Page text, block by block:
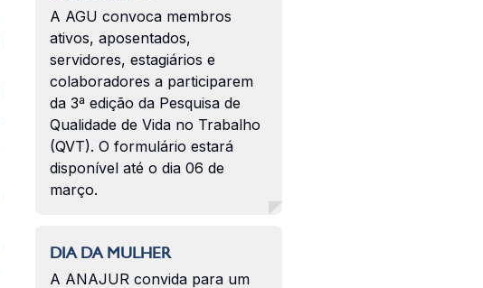
A AGU convoca membros
ativos, aposentados,
servidores, estagiários e
colaboradores a participarem
da 3ª edição da Pesquisa de
Qualidade de Vida no Trabalho
(QVT). O formulário estará
disponível até o dia 06 de
março.
DIA DA MULHER
A ANAJUR convida para um